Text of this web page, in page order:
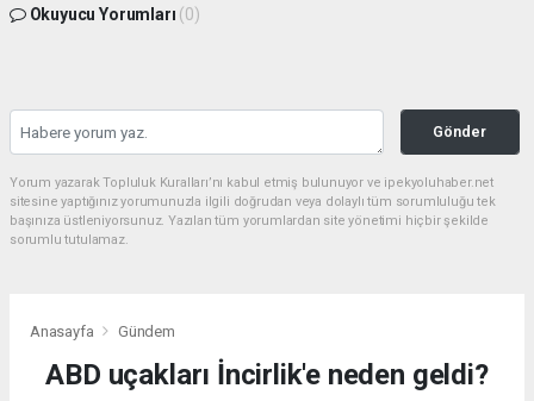
Okuyucu Yorumları (0)
Gönder
Yorum yazarak Topluluk Kuralları’nı kabul etmiş bulunuyor ve ipekyoluhaber.net
sitesine yaptığınız yorumunuzla ilgili doğrudan veya dolaylı tüm sorumluluğu tek
başınıza üstleniyorsunuz. Yazılan tüm yorumlardan site yönetimi hiçbir şekilde
sorumlu tutulamaz.
Anasayfa Gündem
ABD uçakları İncirlik'e neden geldi?